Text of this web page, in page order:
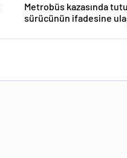
Metrobüs kazasında
sürücünün ifadesine